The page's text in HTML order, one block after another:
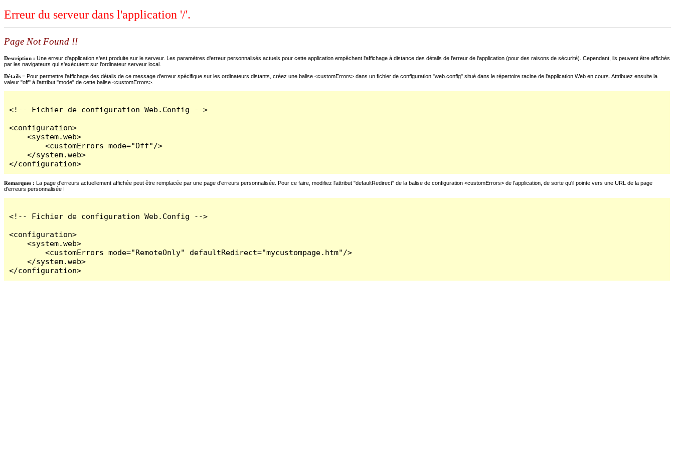
Erreur du serveur dans l'application '/'.
Page Not Found !!
Description : Une erreur d'application s'est produite sur le serveur. Les paramètres d'erreur personnalisés actuels pour cette application empêchent l'affichage à distance des détails de l'erreur de l'application (pour des raisons de sécurité). Cependant, ils peuvent être affichés
par les navigateurs qui s'exécutent sur l'ordinateur serveur local.
Détails = Pour permettre l'affichage des détails de ce message d'erreur spécifique sur les ordinateurs distants, créez une balise <customErrors> dans un fichier de configuration "web.config" situé dans le répertoire racine de l'application Web en cours. Attribuez ensuite la
valeur "off" à l'attribut "mode" de cette balise <customErrors>.
<!-- Fichier de configuration Web.Config -->
<configuration>
    <system.web>
        <customErrors mode="Off"/>
    </system.web>
</configuration>
Remarques : La page d'erreurs actuellement affichée peut être remplacée par une page d'erreurs personnalisée. Pour ce faire, modifiez l'attribut "defaultRedirect" de la balise de configuration <customErrors> de l'application, de sorte qu'il pointe vers une URL de la page
d'erreurs personnalisée !
<!-- Fichier de configuration Web.Config -->
<configuration>
    <system.web>
        <customErrors mode="RemoteOnly" defaultRedirect="mycustompage.htm"/>
    </system.web>
</configuration>